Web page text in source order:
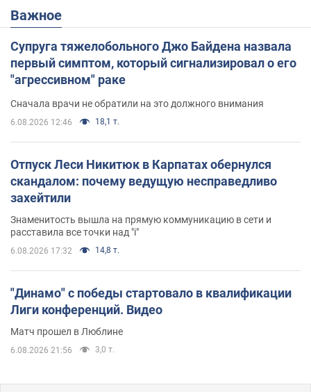
Важное
Супруга тяжелобольного Джо Байдена назвала
первый симптом, который сигнализировал о его
"агрессивном" раке
Сначала врачи не обратили на это должного внимания
6.08.2026 12:46 18,1 т.
Отпуск Леси Никитюк в Карпатах обернулся
скандалом: почему ведущую несправедливо
захейтили
Знаменитость вышла на прямую коммуникацию в сети и
расставила все точки над "i"
6.08.2026 17:32 14,8 т.
"Динамо" с победы стартовало в квалификации
Лиги конференций. Видео
Матч прошел в Люблине
6.08.2026 21:56 3,0 т.